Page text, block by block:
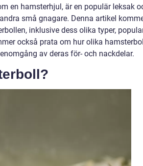
en hamsterhjul, är en populär leksak
små gnagare. Denna artikel
inklusive dess olika typer,
också prata om hur olika
av deras för- och nackdelar.